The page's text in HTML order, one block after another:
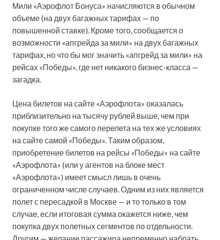
Мили «Аэрофлот Бонуса» начисляются в обычном
объеме (на двух багажных тарифах — по
повышенной ставке). Кроме того, сообщается о
возможности «апгрейда за мили» на двух багажных
тарифах, но что бы мог значить «апгрейд за мили» на
рейсах «Победы», где нет никакого бизнес-класса —
загадка.
Цена билетов на сайте «Аэрофлота» оказалась
приблизительно на тысячу рублей выше, чем при
покупке того же самого перелета на тех же условиях
на сайте самой «Победы». Таким образом,
приобретение билетов на рейсы «Победы» на сайте
«Аэрофлота» (или у агентов на блоке мест
«Аэрофлота») имеет смысл лишь в очень
ограниченном числе случаев. Одним из них является
полет с пересадкой в Москве — и то только в том
случае, если итоговая сумма окажется ниже, чем
покупка двух полетных сегментов по отдельности.